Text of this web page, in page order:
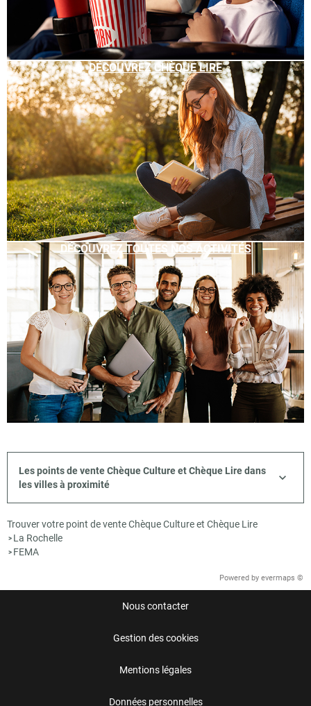
DÉCOUVREZ CHÈQUE LIRE
DÉCOUVREZ TOUTES NOS ACTIVITÉS
Les points de vente Chèque Culture et Chèque Lire dans
les villes à proximité
Trouver votre point de vente Chèque Culture et Chèque Lire
> La Rochelle
> FEMA
Powered by evermaps ©
Nous contacter
Gestion des cookies
Mentions légales
Données personnelles